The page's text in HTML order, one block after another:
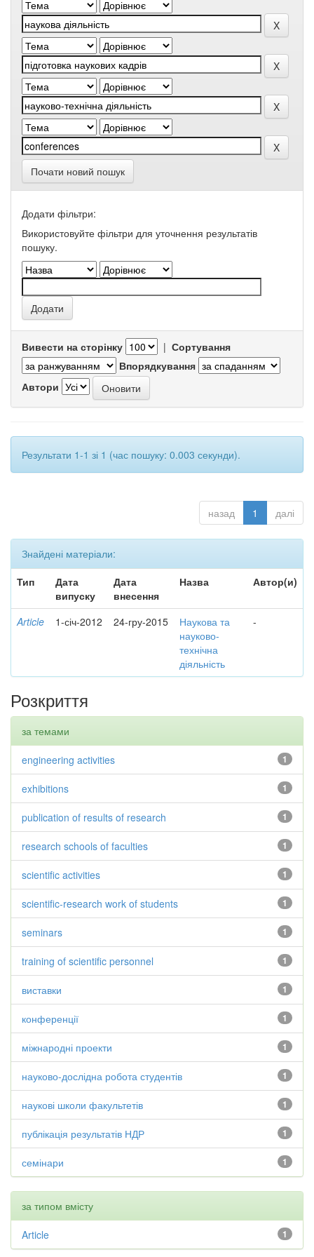
Почати новий пошук
Додати фільтри:
Використовуйте фільтри для уточнення результатів
пошуку.
Вивести на сторінку | Сортування
Впорядкування
Автори
Результати 1-1 зі 1 (час пошуку: 0.003 секунди).
назад 1 далі
Знайдені матеріали:
Тип
Дата
випуску
Дата
внесення
Назва Автор(и)
Article 1-січ-2012 24-гру-2015
Наукова та
науково-
технічна
діяльність
-
Розкриття
за темами
1
engineering activities
1
exhibitions
1
publication of results of research
1
research schools of faculties
1
scientific activities
1
scientific-research work of students
1
seminars
1
training of scientific personnel
1
виставки
1
конференції
1
міжнародні проекти
1
науково-дослідна робота студентів
1
наукові школи факультетів
1
публікація результатів НДР
1
семінари
за типом вмісту
1
Article